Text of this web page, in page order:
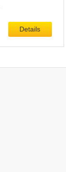
Details